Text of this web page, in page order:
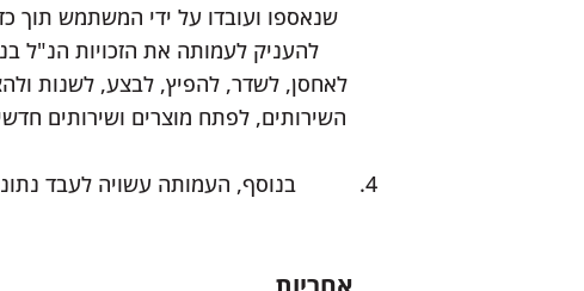
שנאספו ועובדו על ידי המשתמש תוך
להעניק לעמותה את הזכויות הנ"ל
לאחסן, לשדר, להפיץ, לבצע, לשנות
השירותים, לפתח מוצרים ושירותים
בנוסף, העמותה עשויה לעבד